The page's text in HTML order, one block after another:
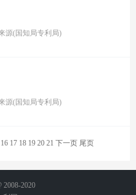
源(国知局专利局)
源(国知局专利局)
16 17 18 19 20 21 下一页 尾页
2008-2020